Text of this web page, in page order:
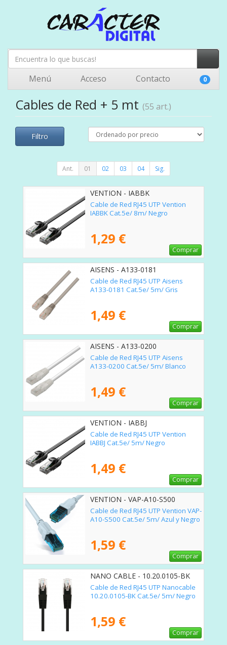
Menú Acceso Contacto 0
Cables de Red + 5 mt (55 art.)
Filtro
Ant. 01 02 03 04 Sig.
VENTION - IABBK
Cable de Red RJ45 UTP Vention
IABBK Cat.5e/ 8m/ Negro
1,29 €
Comprar
AISENS - A133-0181
Cable de Red RJ45 UTP Aisens
A133-0181 Cat.5e/ 5m/ Gris
1,49 €
Comprar
AISENS - A133-0200
Cable de Red RJ45 UTP Aisens
A133-0200 Cat.5e/ 5m/ Blanco
1,49 €
Comprar
VENTION - IABBJ
Cable de Red RJ45 UTP Vention
IABBJ Cat.5e/ 5m/ Negro
1,49 €
Comprar
VENTION - VAP-A10-S500
Cable de Red RJ45 UTP Vention VAP-
A10-S500 Cat.5e/ 5m/ Azul y Negro
1,59 €
Comprar
NANO CABLE - 10.20.0105-BK
Cable de Red RJ45 UTP Nanocable
10.20.0105-BK Cat.5e/ 5m/ Negro
1,59 €
Comprar